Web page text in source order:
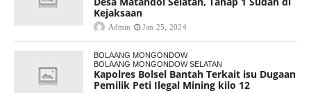
Kejaksaan
Admin Jan 25, 2024
BOLAANG MONGONDOW
BOLAANG MONGONDOW SELATAN
Kapolres Bolsel Bantah Terkait isu Dugaan
Pemilik Peti Ilegal Mining kilo 12